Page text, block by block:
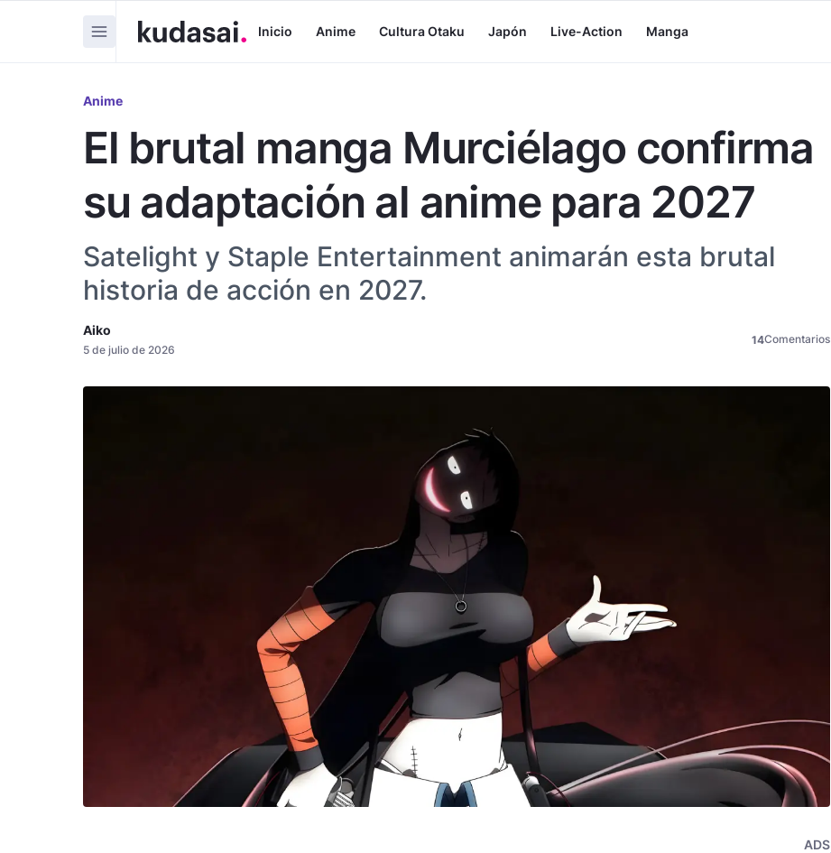
Inicio Anime Cultura Otaku Japón Live-Action Manga
Anime
El brutal manga Murciélago confirma
su adaptación al anime para 2027
Satelight y Staple Entertainment animarán esta brutal
historia de acción en 2027.
Aiko
5 de julio de 2026
14Comentarios
ADS